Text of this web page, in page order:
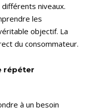
niveaux.
les
objectif. La
du consommateur.
répéter
à un besoin